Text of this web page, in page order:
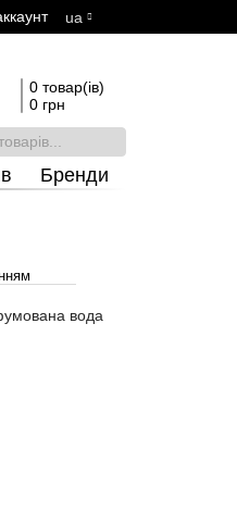
ua
0 товар(ів)
0 грн
Бренди